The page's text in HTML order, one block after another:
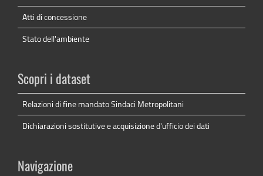
Atti di concessione
Stato dell'ambiente
Scopri i dataset
Relazioni di fine mandato Sindaci Metropolitani
Dichiarazioni sostitutive e acquisizione d'ufficio dei dati
Navigazione